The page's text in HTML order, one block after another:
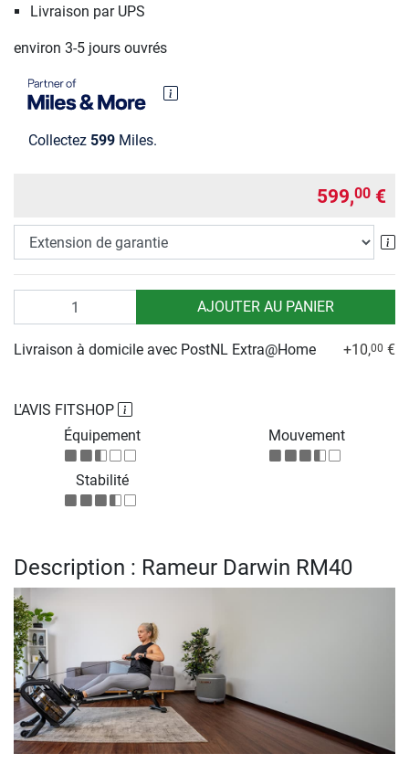
Livraison par UPS
environ 3-5 jours ouvrés
Collectez 599 Miles.
599,00 €
AJOUTER AU PANIER
L'AVIS FITSHOP
Équipement
Mouvement
Stabilité
Livraison à domicile avec PostNL Extra@Home +10,00 €
Description : Rameur Darwin RM40